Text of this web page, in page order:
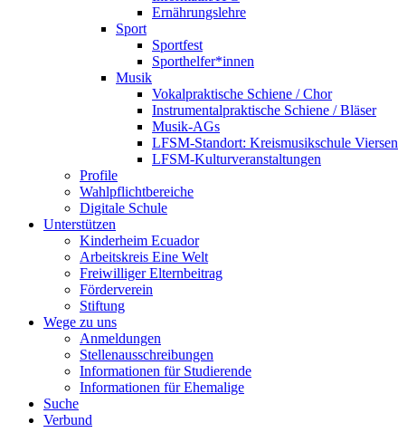
Ernährungslehre
Sport
Sportfest
Sporthelfer*innen
Musik
Vokalpraktische Schiene / Chor
Instrumentalpraktische Schiene / Bläser
Musik-AGs
LFSM-Standort: Kreismusikschule Viersen
LFSM-Kulturveranstaltungen
Profile
Wahlpflichtbereiche
Digitale Schule
Unterstützen
Kinderheim Ecuador
Arbeitskreis Eine Welt
Freiwilliger Elternbeitrag
Förderverein
Stiftung
Wege zu uns
Anmeldungen
Stellenausschreibungen
Informationen für Studierende
Informationen für Ehemalige
Suche
Verbund